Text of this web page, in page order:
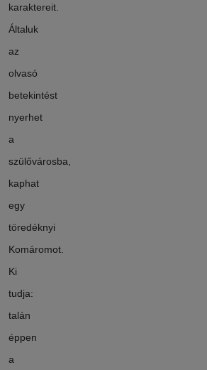
karaktereit.
Általuk
az
olvasó
betekintést
nyerhet
a
szülővárosba,
kaphat
egy
töredéknyi
Komáromot.
Ki
tudja:
talán
éppen
a